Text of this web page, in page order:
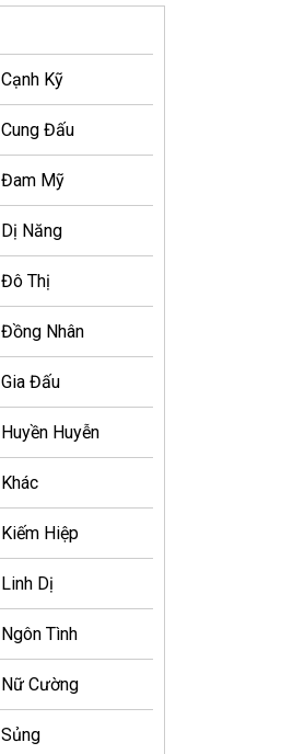
Cạnh Kỹ
Cung Đấu
Đam Mỹ
Dị Năng
Đô Thị
Đồng Nhân
Gia Đấu
Huyền Huyễn
Khác
Kiếm Hiệp
Linh Dị
Ngôn Tình
Nữ Cường
Sủng